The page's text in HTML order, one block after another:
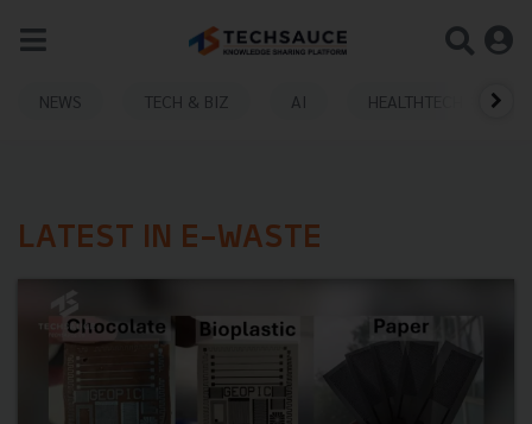
NEWS TECH & BIZ AI HEALTHTECH
LATEST IN E-WASTE